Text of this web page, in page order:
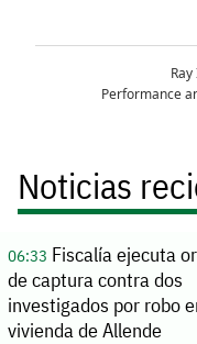
Noticias
06:33 Fiscalía ejecuta
de captura contra dos
investigados por robo
vivienda de Allende